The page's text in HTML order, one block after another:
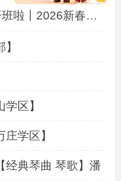
开班啦丨2026新春大吉
区】
学区】
经典琴曲 琴歌】潘